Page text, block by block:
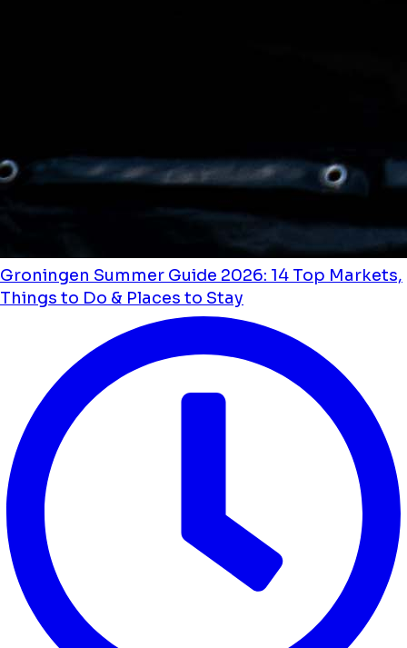
Groningen Summer Guide 2026: 14 Top Markets,
Things to Do & Places to Stay